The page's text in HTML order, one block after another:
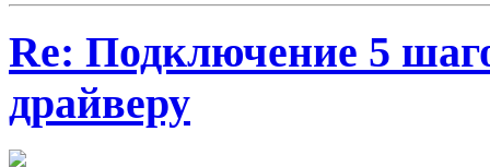
Re: Подключение 5
драйверу